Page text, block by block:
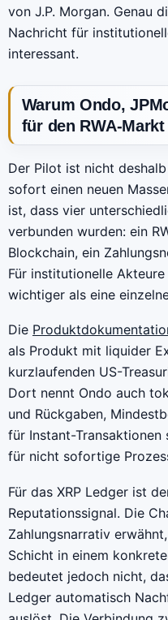
von J.P. Morgan. Genau
Nachricht für
interessant.
Warum Ondo,
für den RWA-
Der Pilot ist nicht
sofort einen neuen
ist, dass vier
verbunden wurden: ein
Blockchain, ein
Für institutionelle
wichtiger als eine
Die
als Produkt mit liquider
kurzlaufenden US-
Dort nennt Ondo auch
und Rückgaben,
für Instant-
für nicht sofortige
Für das XRP Ledger ist
Reputationssignal. Die
Zahlungsnarrativ
Schicht in einem
bedeutet jedoch nicht,
Ledger automatisch